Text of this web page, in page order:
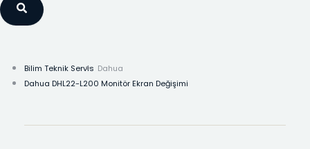
Bilim Teknik Servis Dahua
Dahua DHL22-L200 Monitör Ekran Değişimi